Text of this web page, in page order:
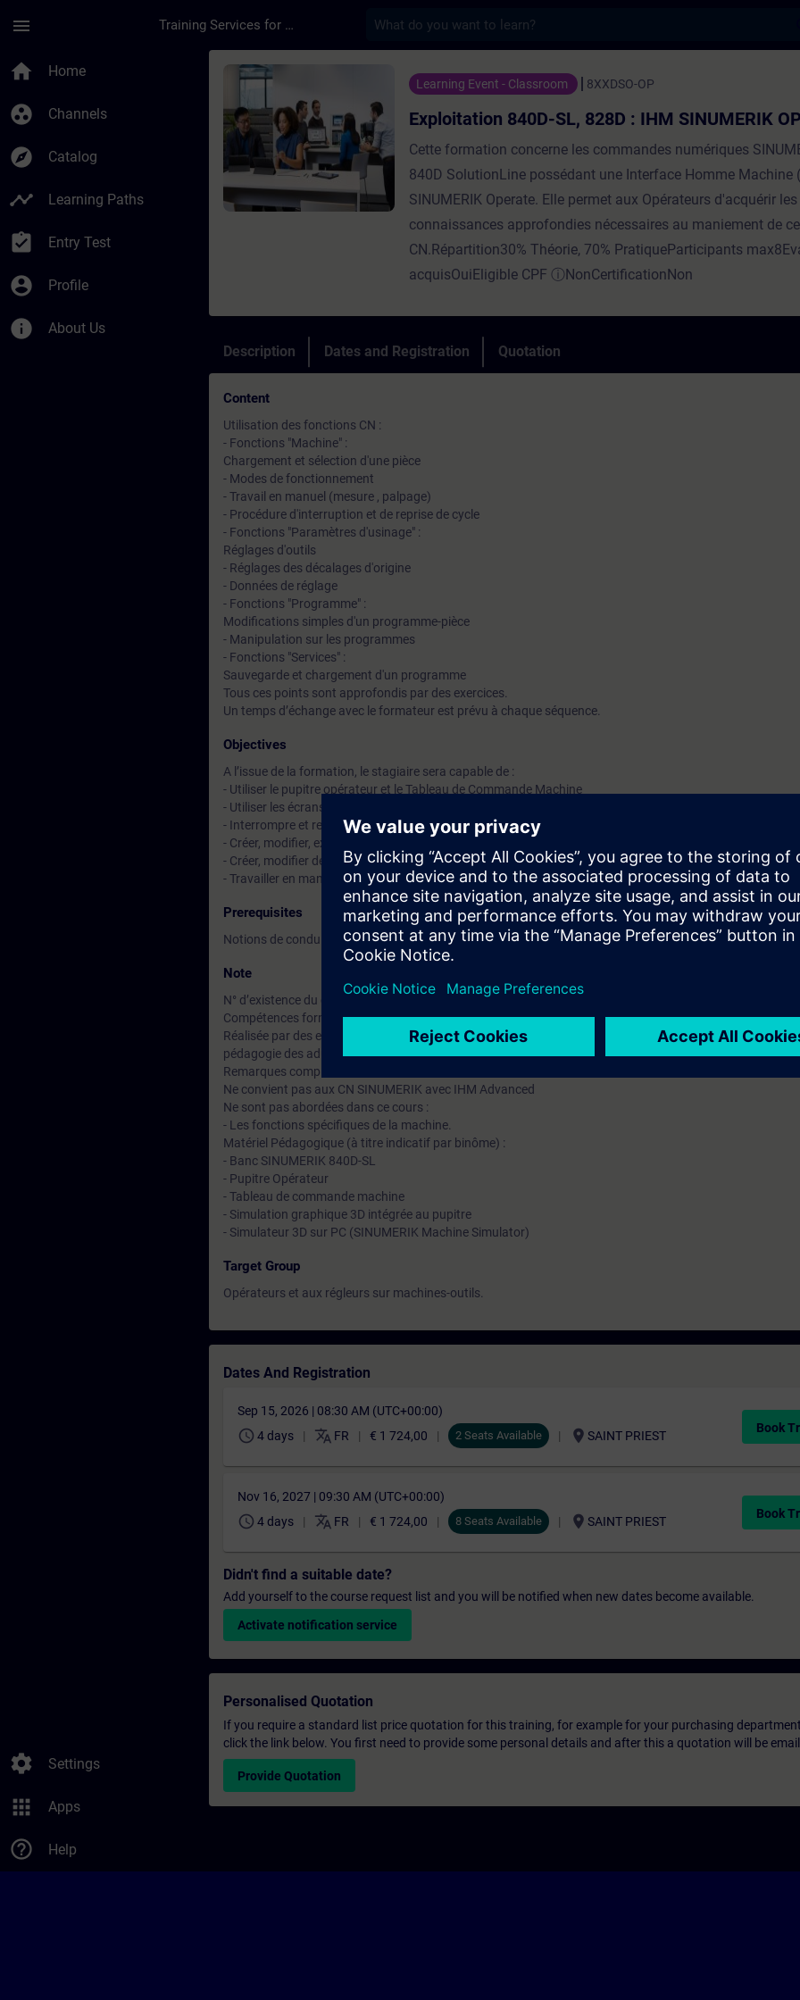
menu Training Services for Digital Industries
home Home
group_work Channels
explore Catalog
timeline Learning Paths
assignment_turned_in Entry Test
account_circle Profile
info About Us
settings Settings
apps Apps
help_outline Help
Course - Exploitation 840D-SL, 828D : IHM SINUMERIK
Learning Event - Classroom 8XXDSO-OP
Exploitation 840D-SL, 828D : IHM SINUMERIK
Cette formation concerne les commandes numériques
840D SolutionLine possédant une Interface Homme Machine
SINUMERIK Operate. Elle permet aux Opérateurs d'acquérir les
connaissances approfondies nécessaires au maniement de
CN.Répartition30% Théorie, 70% PratiqueParticipants
acquisOuiEligible CPF ⓘNonCertificationNon
Description Dates and Registration Quotation
Content
Utilisation des fonctions CN :
- Fonctions "Machine" :
Chargement et sélection d'une pièce
- Modes de fonctionnement
- Travail en manuel (mesure , palpage)
- Procédure d'interruption et de reprise de cycle
- Fonctions "Paramètres d'usinage" :
Réglages d'outils
- Réglages des décalages d'origine
- Données de réglage
- Fonctions "Programme" :
Modifications simples d'un programme-pièce
- Manipulation sur les programmes
- Fonctions "Services" :
Sauvegarde et chargement d'un programme
Tous ces points sont approfondis par des exercices.
Un temps d’échange avec le formateur est prévu à chaque séquence.
Objectives
A l’issue de la formation, le stagiaire sera capable de :
- Utiliser le pupitre opérateur et le Tableau de Commande Machine
- Utiliser les écrans standard de conduite machine
- Interrompre et reprendre un cycle d'usinage.
- Créer, modifier, exécuter et sauvegarder un programme.
- Créer, modifier des outils et des décalages d'origines.
- Travailler en manuel (mesure, palpage, ¿)
Prerequisites
Notions de conduite de machines à commande numérique.
Note
N° d’existence du centre de formation SITRAIN : 11 93 00 205 93
Compétences formateur :
Réalisée par des experts assurant au quotidien des missions techniques auprès des entreprises, formés
pédagogie des adultes avec un suivi et une actualisation de leurs compétences théoriques, pratiques, et
Remarques complémentaires :
Ne convient pas aux CN SINUMERIK avec IHM Advanced
Ne sont pas abordées dans ce cours :
- Les fonctions spécifiques de la machine.
Matériel Pédagogique (à titre indicatif par binôme) :
- Banc SINUMERIK 840D-SL
- Pupitre Opérateur
- Tableau de commande machine
- Simulation graphique 3D intégrée au pupitre
- Simulateur 3D sur PC (SINUMERIK Machine Simulator)
Target Group
Opérateurs et aux régleurs sur machines-outils.
Dates And Registration
Sep 15, 2026 | 08:30 AM (UTC+00:00)
schedule 4 days translate FR € 1 724,00 2 Seats Available location_on SAINT PRIEST
Book
Nov 16, 2027 | 09:30 AM (UTC+00:00)
schedule 4 days translate FR € 1 724,00 8 Seats Available location_on SAINT PRIEST
Book
Didn't find a suitable date?
Add yourself to the course request list and you will be notified when new dates become available.
Activate notification service
Personalised Quotation
If you require a standard list price quotation for this training, for example for your purchasing
click the link below. You first need to provide some personal details and after this a quotation will be
Provide Quotation